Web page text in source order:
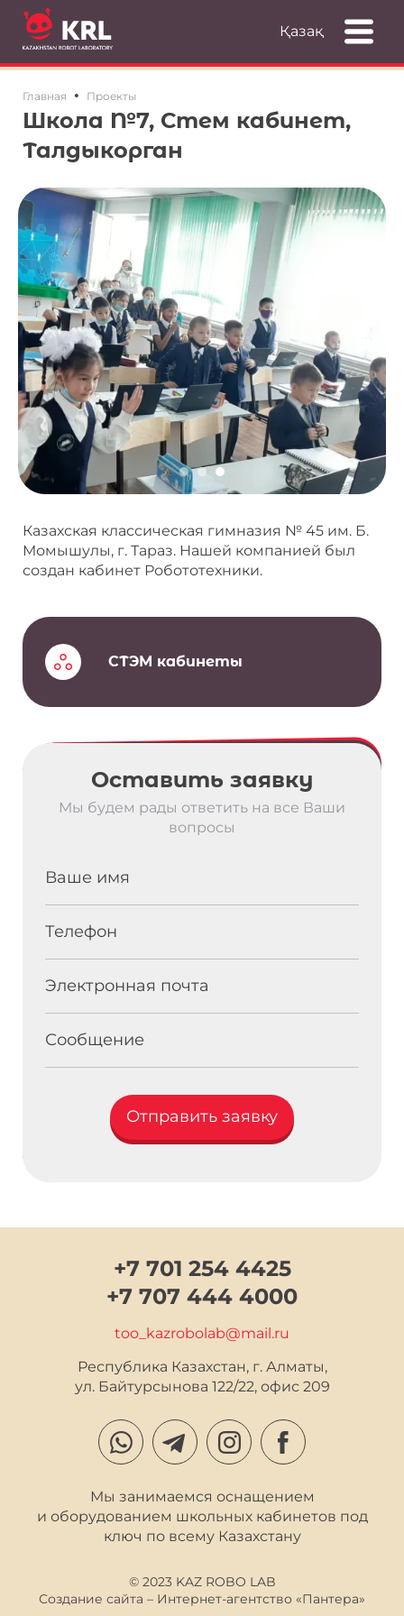
Главная • Проекты
Школа №7, Стем кабинет,
Талдыкорган
Казахская классическая гимназия № 45 им. Б.
Момышулы, г. Тараз. Нашей компанией был
создан кабинет Робототехники.
СТЭМ кабинеты
Оставить заявку
Мы будем рады ответить на все Ваши
вопросы
Ваше имя
Телефон
Электронная почта
Сообщение
Отправить заявку
+7 701 254 4425
+7 707 444 4000
too_kazrobolab@mail.ru
Республика Казахстан, г. Алматы,
ул. Байтурсынова 122/22, офис 209
Мы занимаемся оснащением
и оборудованием школьных кабинетов под
ключ по всему Казахстану
© 2023 KAZ ROBO LAB
Создание сайта – Интернет-агентство «Пантера»
Қазақ